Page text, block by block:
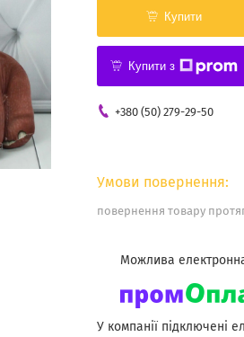
Купити
Купити з
+380 (50) 279-29-50
повернення товару
У компанії підключені